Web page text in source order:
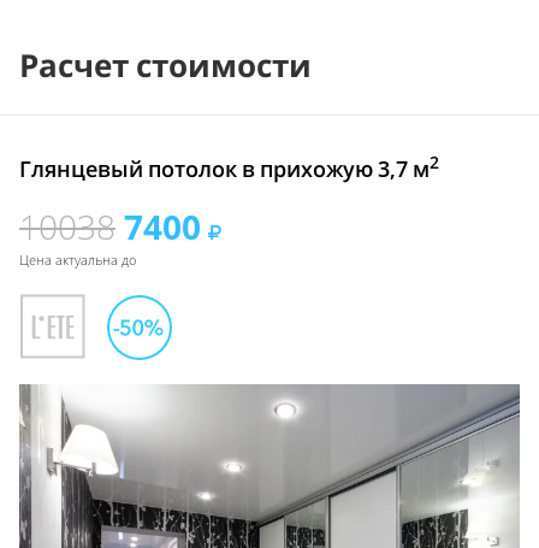
Расчет стоимости
Глянцевый потолок в прихожую 3,7 м2
100387400
Цена актуальна до